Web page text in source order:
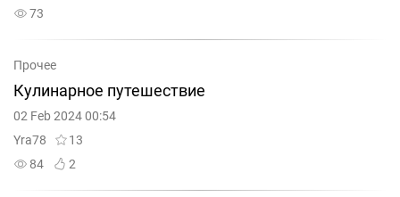
73
Прочее
Кулинарное путешествие
02 Feb 2024 00:54
Yra78
13
84
2